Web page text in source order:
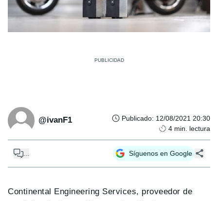
@ivanF1 Publicado: 12/08/2021 20:30
4 min. lectura
Síguenos en Google
Continental Engineering Services, proveedor de